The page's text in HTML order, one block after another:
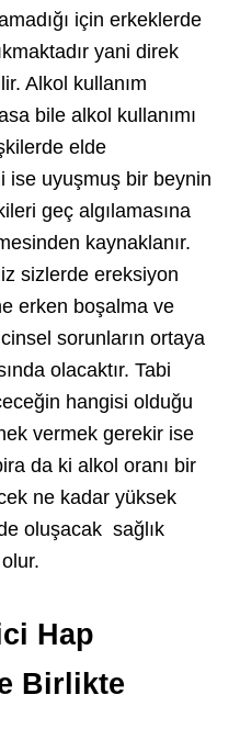
için erkeklerde
yani direk
Alkol kullanım
bile alkol kullanımı
elde
ise uyuşmuş bir beynin
geç algılamasına
kaynaklanır.
sizlerde ereksiyon
erken boşalma ve
sorunların ortaya
olacaktır. Tabi
hangisi olduğu
vermek gerekir ise
da ki alkol oranı bir
ne kadar yüksek
oluşacak sağlık
Hap
Birlikte